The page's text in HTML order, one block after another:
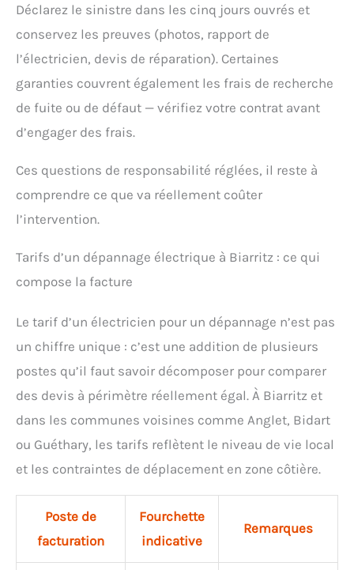
Déclarez le sinistre dans les cinq jours ouvrés et
conservez les preuves (photos, rapport de
l’électricien, devis de réparation). Certaines
garanties couvrent également les frais de recherche
de fuite ou de défaut — vérifiez votre contrat avant
d’engager des frais.
Ces questions de responsabilité réglées, il reste à
comprendre ce que va réellement coûter
l’intervention.
Tarifs d’un dépannage électrique à Biarritz : ce qui
compose la facture
Le tarif d’un électricien pour un dépannage n’est pas
un chiffre unique : c’est une addition de plusieurs
postes qu’il faut savoir décomposer pour comparer
des devis à périmètre réellement égal. À Biarritz et
dans les communes voisines comme Anglet, Bidart
ou Guéthary, les tarifs reflètent le niveau de vie local
et les contraintes de déplacement en zone côtière.
Poste de
facturation
Fourchette
indicative
Remarques